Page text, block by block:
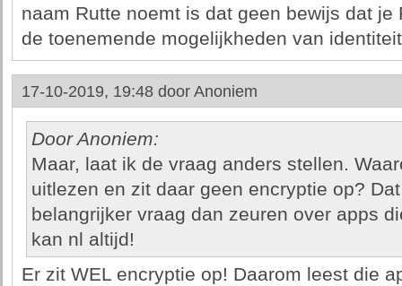
naam Rutte noemt is dat geen bewijs dat
de toenemende mogelijkheden van
17-10-2019, 19:48 door Anoniem
Door Anoniem:
Maar, laat ik de vraag anders stellen.
uitlezen en zit daar geen encryptie op?
belangrijker vraag dan zeuren over apps
kan nl altijd!
Er zit WEL encryptie op! Daarom leest die